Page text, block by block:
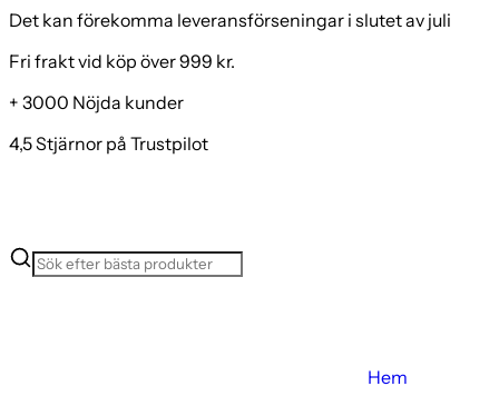
Det kan förekomma leveransförseningar i slutet av juli
Fri frakt vid köp över 999 kr.
+ 3000 Nöjda kunder
4,5 Stjärnor på Trustpilot
Hem